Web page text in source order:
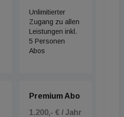
Immobilienentwicklung.
Unlimitierter
Zugang zu allen
Leistungen inkl.
5 Personen
Abos
Premium Abo
1.200,- € / Jahr